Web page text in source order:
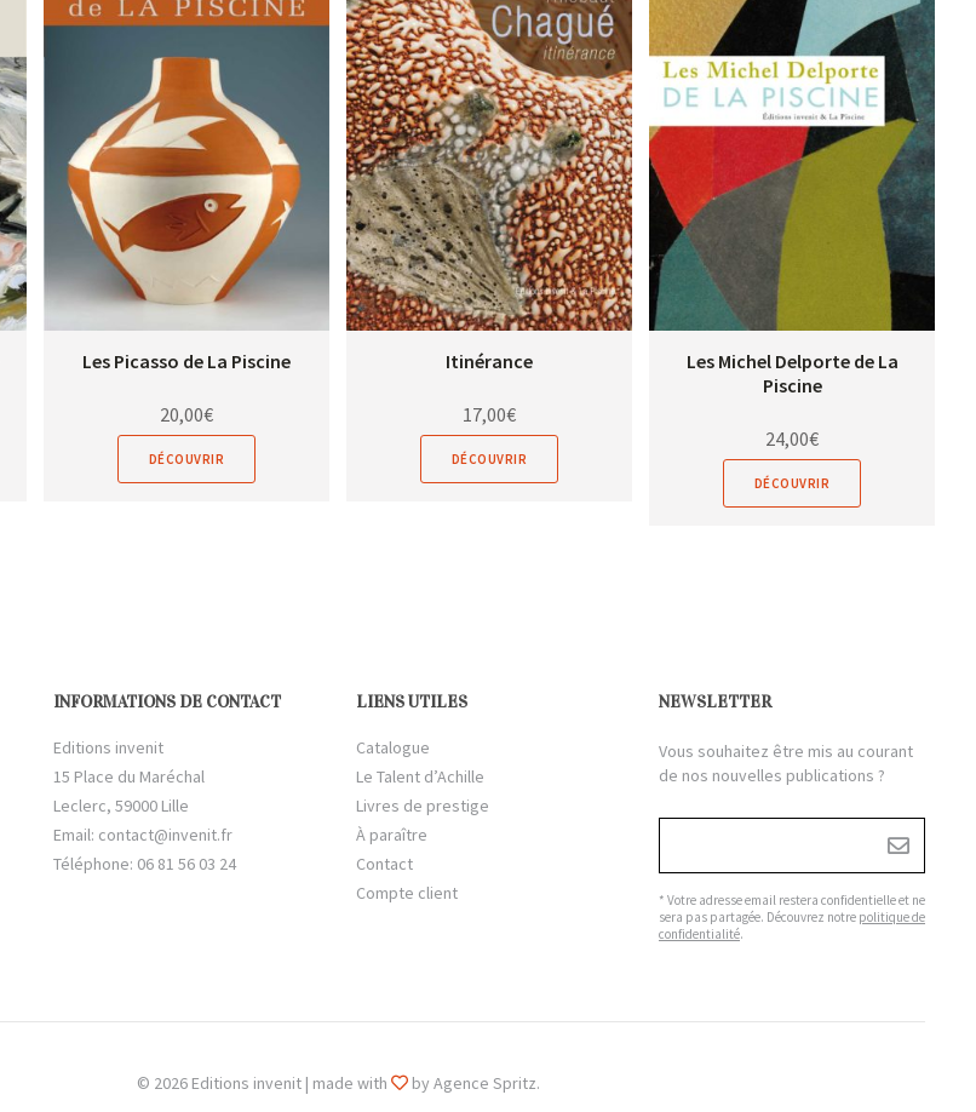
Les Picasso de La Piscine
20,00€
DÉCOUVRIR
Itinérance
17,00€
DÉCOUVRIR
Les Michel Delporte de La
Piscine
24,00€
DÉCOUVRIR
INFORMATIONS DE CONTACT
Editions invenit
15 Place du Maréchal
Leclerc, 59000 Lille
Email: contact@invenit.fr
Téléphone: 06 81 56 03 24
LIENS UTILES
Catalogue
Le Talent d’Achille
Livres de prestige
À paraître
Contact
Compte client
NEWSLETTER
Vous souhaitez être mis au courant
de nos nouvelles publications ?
* Votre adresse email restera confidentielle et ne
sera pas partagée. Découvrez notre politique de
confidentialité.
© 2026 Editions invenit | made with by Agence Spritz.